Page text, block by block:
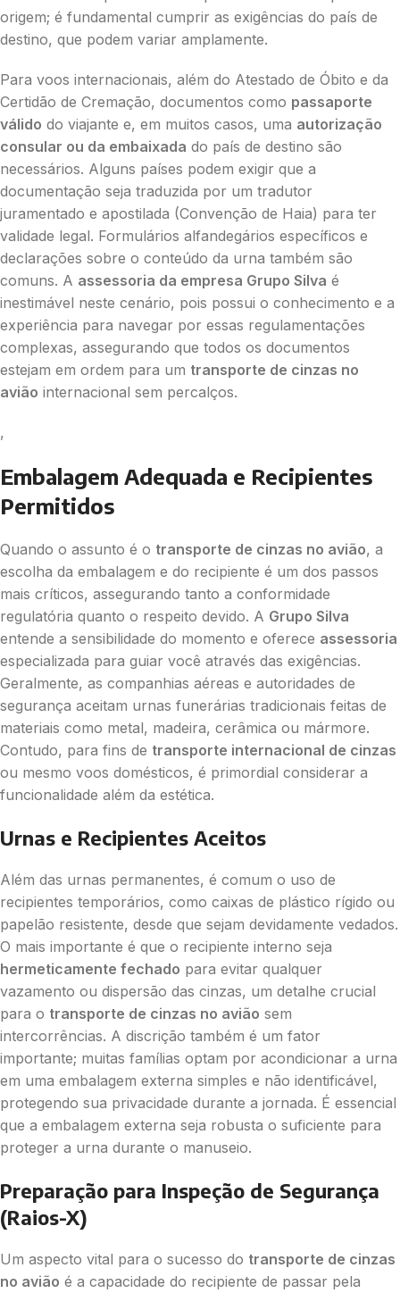
origem; é fundamental cumprir as exigências do país de
destino, que podem variar amplamente.
Para voos internacionais, além do Atestado de Óbito e da
Certidão de Cremação, documentos como passaporte
válido do viajante e, em muitos casos, uma autorização
consular ou da embaixada do país de destino são
necessários. Alguns países podem exigir que a
documentação seja traduzida por um tradutor
juramentado e apostilada (Convenção de Haia) para ter
validade legal. Formulários alfandegários específicos e
declarações sobre o conteúdo da urna também são
comuns. A assessoria da empresa Grupo Silva é
inestimável neste cenário, pois possui o conhecimento e a
experiência para navegar por essas regulamentações
complexas, assegurando que todos os documentos
estejam em ordem para um transporte de cinzas no
avião internacional sem percalços.
,
Embalagem Adequada e Recipientes
Permitidos
Quando o assunto é o transporte de cinzas no avião, a
escolha da embalagem e do recipiente é um dos passos
mais críticos, assegurando tanto a conformidade
regulatória quanto o respeito devido. A Grupo Silva
entende a sensibilidade do momento e oferece assessoria
especializada para guiar você através das exigências.
Geralmente, as companhias aéreas e autoridades de
segurança aceitam urnas funerárias tradicionais feitas de
materiais como metal, madeira, cerâmica ou mármore.
Contudo, para fins de transporte internacional de cinzas
ou mesmo voos domésticos, é primordial considerar a
funcionalidade além da estética.
Urnas e Recipientes Aceitos
Além das urnas permanentes, é comum o uso de
recipientes temporários, como caixas de plástico rígido ou
papelão resistente, desde que sejam devidamente vedados.
O mais importante é que o recipiente interno seja
hermeticamente fechado para evitar qualquer
vazamento ou dispersão das cinzas, um detalhe crucial
para o transporte de cinzas no avião sem
intercorrências. A discrição também é um fator
importante; muitas famílias optam por acondicionar a urna
em uma embalagem externa simples e não identificável,
protegendo sua privacidade durante a jornada. É essencial
que a embalagem externa seja robusta o suficiente para
proteger a urna durante o manuseio.
Preparação para Inspeção de Segurança
(Raios-X)
Um aspecto vital para o sucesso do transporte de cinzas
no avião é a capacidade do recipiente de passar pela